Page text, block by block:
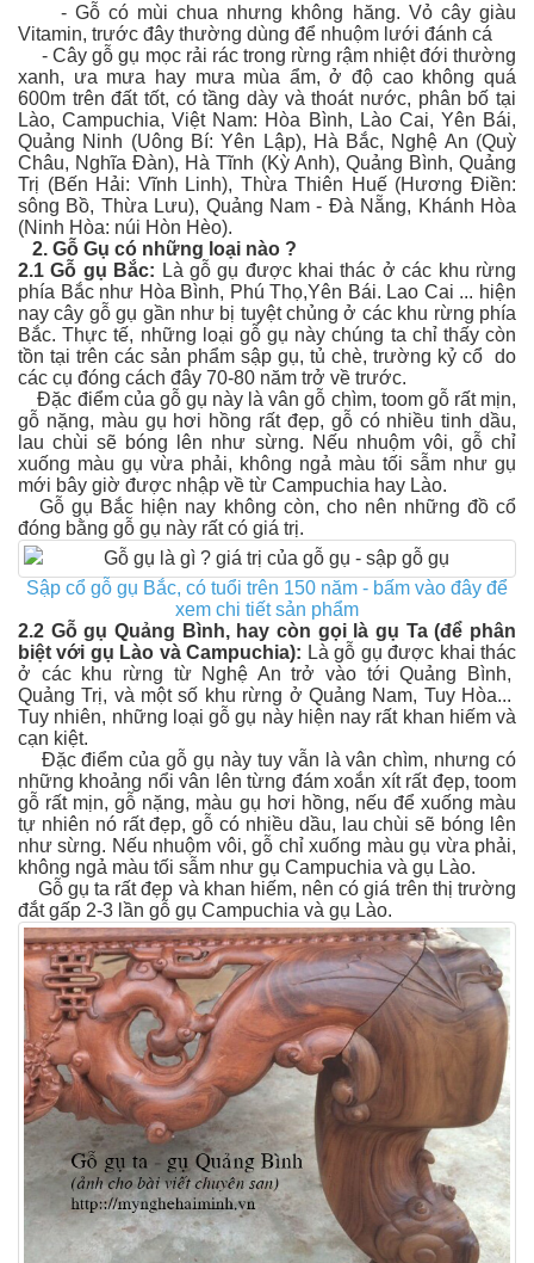
- Gỗ có mùi chua nhưng không hăng. Vỏ cây giàu
Vitamin, trước đây thường dùng để nhuộm lưới đánh cá
- Cây gỗ gụ mọc rải rác trong rừng rậm nhiệt đới thường
xanh, ưa mưa hay mưa mùa ẩm, ở độ cao không quá
600m trên đất tốt, có tầng dày và thoát nước, phân bố tại
Lào, Campuchia, Việt Nam: Hòa Bình, Lào Cai, Yên Bái,
Quảng Ninh (Uông Bí: Yên Lập), Hà Bắc, Nghệ An (Quỳ
Châu, Nghĩa Đàn), Hà Tĩnh (Kỳ Anh), Quảng Bình, Quảng
Trị (Bến Hải: Vĩnh Linh), Thừa Thiên Huế (Hương Điền:
sông Bồ, Thừa Lưu), Quảng Nam - Đà Nẵng, Khánh Hòa
(Ninh Hòa: núi Hòn Hèo).
2. Gỗ Gụ có những loại nào ?
2.1 Gỗ gụ Bắc: Là gỗ gụ được khai thác ở các khu rừng
phía Bắc như Hòa Bình, Phú Thọ,Yên Bái. Lao Cai ... hiện
nay cây gỗ gụ gần như bị tuyệt chủng ở các khu rừng phía
Bắc. Thực tế, những loại gỗ gụ này chúng ta chỉ thấy còn
tồn tại trên các sản phẩm sập gụ, tủ chè, trường kỷ cổ do
các cụ đóng cách đây 70-80 năm trở về trước.
Đặc điểm của gỗ gụ này là vân gỗ chìm, toom gỗ rất mịn,
gỗ nặng, màu gụ hơi hồng rất đẹp, gỗ có nhiều tinh dầu,
lau chùi sẽ bóng lên như sừng. Nếu nhuộm vôi, gỗ chỉ
xuống màu gụ vừa phải, không ngả màu tối sẫm như gụ
mới bây giờ được nhập về từ Campuchia hay Lào.
Gỗ gụ Bắc hiện nay không còn, cho nên những đồ cổ
đóng bằng gỗ gụ này rất có giá trị.
Sập cổ gỗ gụ Bắc, có tuổi trên 150 năm - bấm vào đây để
xem chi tiết sản phẩm
2.2 Gỗ gụ Quảng Bình, hay còn gọi là gụ Ta (để phân
biệt với gụ Lào và Campuchia): Là gỗ gụ được khai thác
ở các khu rừng từ Nghệ An trở vào tới Quảng Bình,
Quảng Trị, và một số khu rừng ở Quảng Nam, Tuy Hòa...
Tuy nhiên, những loại gỗ gụ này hiện nay rất khan hiếm và
cạn kiệt.
Đặc điểm của gỗ gụ này tuy vẫn là vân chìm, nhưng có
những khoảng nổi vân lên từng đám xoắn xít rất đẹp, toom
gỗ rất mịn, gỗ nặng, màu gụ hơi hồng, nếu để xuống màu
tự nhiên nó rất đẹp, gỗ có nhiều dầu, lau chùi sẽ bóng lên
như sừng. Nếu nhuộm vôi, gỗ chỉ xuống màu gụ vừa phải,
không ngả màu tối sẫm như gụ Campuchia và gụ Lào.
Gỗ gụ ta rất đẹp và khan hiếm, nên có giá trên thị trường
đắt gấp 2-3 lần gỗ gụ Campuchia và gụ Lào.